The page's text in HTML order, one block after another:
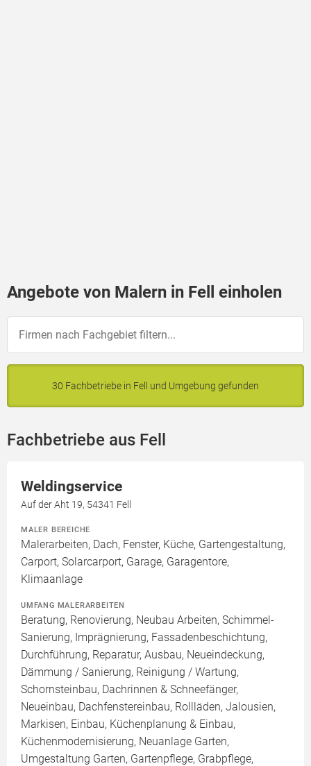
Angebote von Malern in Fell einholen
30 Fachbetriebe in Fell und Umgebung gefunden
Fachbetriebe aus Fell
Weldingservice
Auf der Aht 19, 54341 Fell
MALER BEREICHE
Malerarbeiten, Dach, Fenster, Küche, Gartengestaltung,
Carport, Solarcarport, Garage, Garagentore,
Klimaanlage
UMFANG MALERARBEITEN
Beratung, Renovierung, Neubau Arbeiten, Schimmel-
Sanierung, Imprägnierung, Fassadenbeschichtung,
Durchführung, Reparatur, Ausbau, Neueindeckung,
Dämmung / Sanierung, Reinigung / Wartung,
Schornsteinbau, Dachrinnen & Schneefänger,
Neueinbau, Dachfenstereinbau, Rollläden, Jalousien,
Markisen, Einbau, Küchenplanung & Einbau,
Küchenmodernisierung, Neuanlage Garten,
Umgestaltung Garten, Gartenpflege, Grabpflege,